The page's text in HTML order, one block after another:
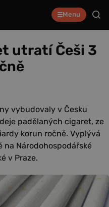
Menu
utratí Češi 3
vybudovaly v Česku
padělaných cigaret, ze
korun ročně. Vyplývá
na Národohospodářské
v Praze.